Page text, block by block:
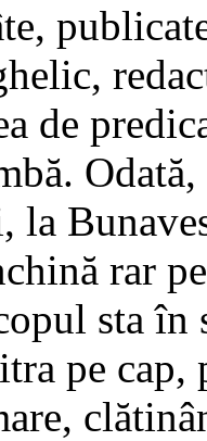
de
la
rar
sta în
pe